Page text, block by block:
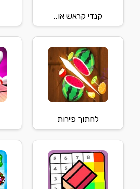
קנדי קראש או..
לחתוך פירות